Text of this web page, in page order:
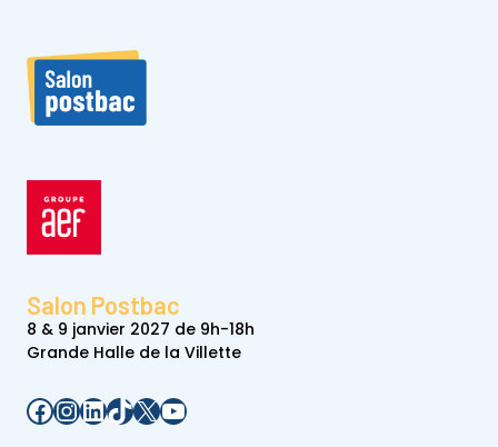
Salon Postbac
8 & 9 janvier 2027 de 9h-18h
Grande Halle de la Villette
Facebook
Instagram
LinkedIn
TikTok
X YouTube